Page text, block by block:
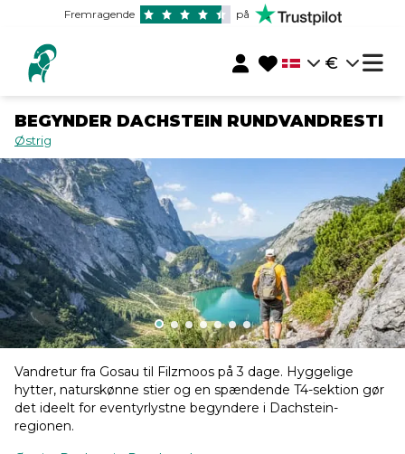
Fremragende på
€
BEGYNDER DACHSTEIN RUNDVANDRESTI
Østrig
Vandretur fra Gosau til Filzmoos på 3 dage. Hyggelige
hytter, naturskønne stier og en spændende T4-sektion gør
det ideelt for eventyrlystne begyndere i Dachstein-
regionen.